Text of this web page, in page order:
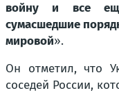
войну и все
сумасшедшие
мировой».
Он отметил, что
соседей России,